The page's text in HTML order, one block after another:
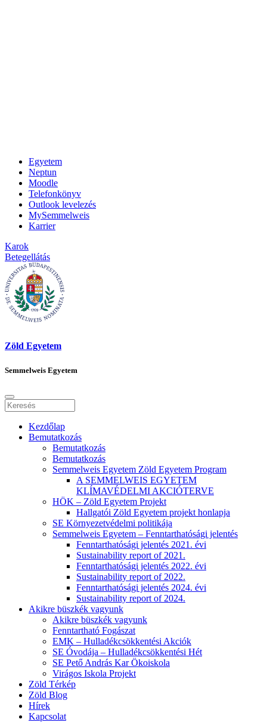
Egyetem
Neptun
Moodle
Telefonkönyv
Outlook levelezés
MySemmelweis
Karrier
Karok
Betegellátás
Zöld Egyetem
Semmelweis Egyetem
Kezdőlap
Bemutatkozás
Bemutatkozás
Bemutatkozás
Semmelweis Egyetem Zöld Egyetem Program
A SEMMELWEIS EGYETEM
KLÍMAVÉDELMI AKCIÓTERVE
HÖK – Zöld Egyetem Projekt
Hallgatói Zöld Egyetem projekt honlapja
SE Környezetvédelmi politikája
Semmelweis Egyetem – Fenntarthatósági jelentés
Fenntarthatósági jelentés 2021. évi
Sustainability report of 2021.
Fenntarthatósági jelentés 2022. évi
Sustainability report of 2022.
Fenntarthatósági jelentés 2024. évi
Sustainability report of 2024.
Akikre büszkék vagyunk
Akikre büszkék vagyunk
Fenntartható Fogászat
EMK – Hulladékcsökkentési Akciók
SE Óvodája – Hulladékcsökkentési Hét
SE Pető András Kar Ökoiskola
Virágos Iskola Projekt
Zöld Térkép
Zöld Blog
Hírek
Kapcsolat